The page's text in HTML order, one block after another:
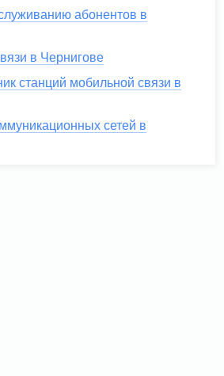
абонентов в
в Чернигове
станций мобильной связи в
сетей в